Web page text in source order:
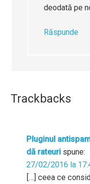
deodată pe
Răspunde
Trackbacks
Pluginul
dă rateuri spune:
27/02/2016 la
[…] ceea ce